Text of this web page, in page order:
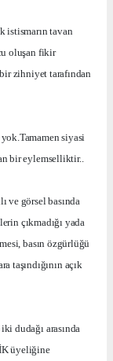
istismarın tavan
oluşan fikir
zihniyet tarafından
siyasi
bir eylemselliktir..
ve görsel basında
çıkmadığı yada
basın özgürlüğü
taşındığının açık
dudağı arasında
üyeliğine